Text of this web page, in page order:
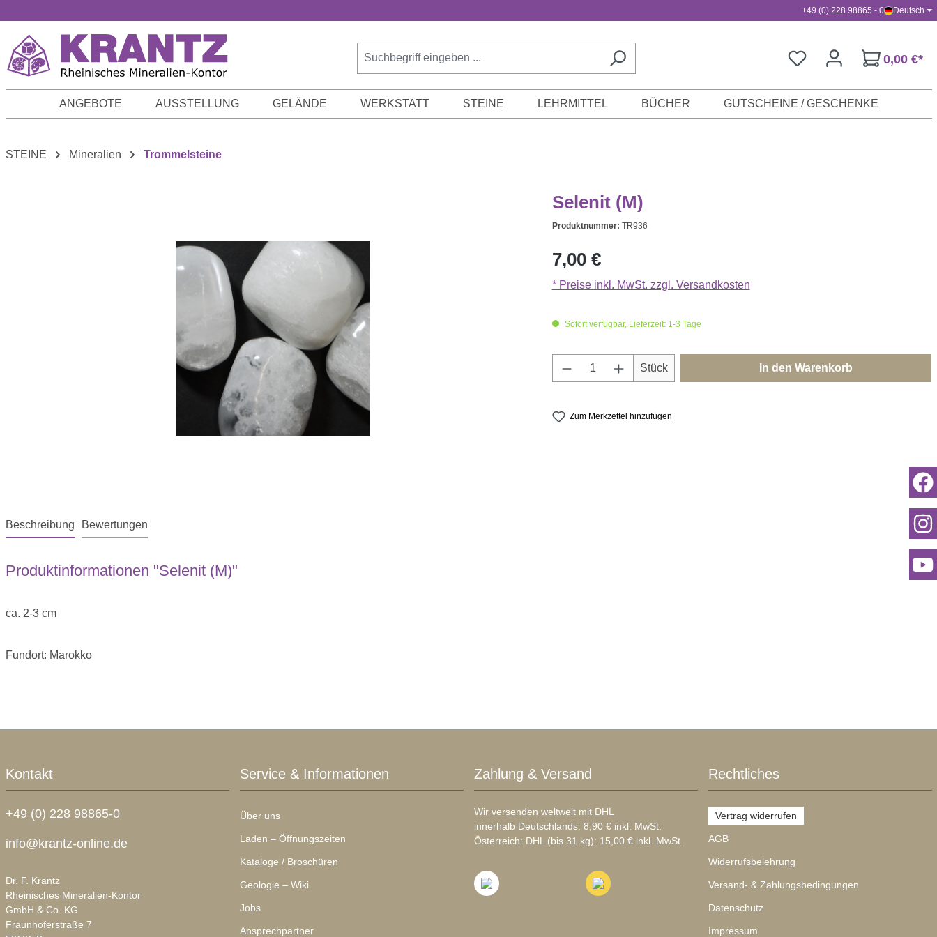
+49 (0) 228 98865 - 0 Deutsch
0,00 €*
ANGEBOTE AUSSTELLUNG GELÄNDE WERKSTATT STEINE LEHRMITTEL BÜCHER GUTSCHEINE / GESCHENKE
STEINE Mineralien Trommelsteine
Selenit (M)
Produktnummer: TR936
Regulärer Preis:
7,00 €
* Preise inkl. MwSt. zzgl. Versandkosten
Sofort verfügbar, Lieferzeit: 1-3 Tage
Produkt Anzahl: Gib den gewünschten Wert ein
Stück In den Warenkorb
Zum Merkzettel hinzufügen
Beschreibung Bewertungen
Produktinformationen "Selenit (M)"
ca. 2-3 cm
Fundort: Marokko
Kontakt
+49 (0) 228 98865-0
info@krantz-online.de
Dr. F. Krantz
Rheinisches Mineralien-Kontor
GmbH & Co. KG
Fraunhoferstraße 7
Service & Informationen
Über uns
Laden – Öffnungszeiten
Kataloge / Broschüren
Geologie – Wiki
Jobs
Ansprechpartner
Zahlung & Versand
Wir versenden weltweit mit DHL
innerhalb Deutschlands: 8,90 € inkl. MwSt.
Österreich: DHL (bis 31 kg): 15,00 € inkl. MwSt.
Rechtliches
Vertrag widerrufen
AGB
Widerrufsbelehrung
Versand- & Zahlungsbedingungen
Datenschutz
Impressum